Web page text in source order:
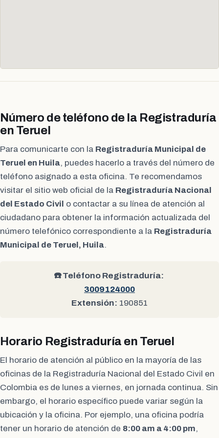
Número de teléfono de la Registraduría
en Teruel
Para comunicarte con la Registraduría Municipal de
Teruel en Huila, puedes hacerlo a través del número de
teléfono asignado a esta oficina. Te recomendamos
visitar el sitio web oficial de la Registraduría Nacional
del Estado Civil o contactar a su línea de atención al
ciudadano para obtener la información actualizada del
número telefónico correspondiente a la Registraduría
Municipal de Teruel, Huila.
☎️ Teléfono Registraduría:
3009124000
Extensión: 190851
Horario Registraduría en Teruel
El horario de atención al público en la mayoría de las
oficinas de la Registraduría Nacional del Estado Civil en
Colombia es de lunes a viernes, en jornada continua. Sin
embargo, el horario específico puede variar según la
ubicación y la oficina. Por ejemplo, una oficina podría
tener un horario de atención de 8:00 am a 4:00 pm,